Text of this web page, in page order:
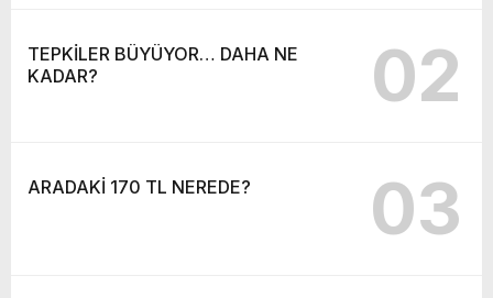
TEPKİLER BÜYÜYOR… DAHA NE
KADAR?
02
ARADAKİ 170 TL NEREDE? 03